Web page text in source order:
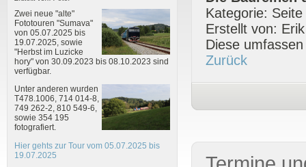
Zwei neue "alte"
Fototouren "Sumava"
von 05.07.2025 bis
19.07.2025, sowie
"Herbst im Luzicke
hory" von 30.09.2023 bis 08.10.2023 sind
verfügbar.
Unter anderen wurden
T478.1006, 714 014-8,
749 262-2, 810 549-6,
sowie 354 195
fotografiert.
Hier gehts zur Tour vom 05.07.2025 bis
19.07.2025
Kategorie: Seite
Erstellt von:
Diese
Zurück